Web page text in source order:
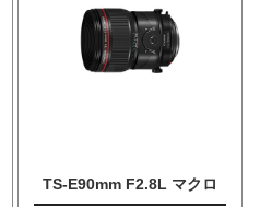
TS-E90mm F2.8L マクロ